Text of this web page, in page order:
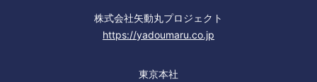
株式会社矢動丸プロジェクト
https://yadoumaru.co.jp
東京本社